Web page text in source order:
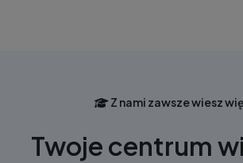
Z nami zawsze wiesz
Twoje centrum